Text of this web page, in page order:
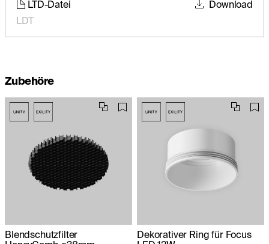
LTD-Datei
LDT
Download
Zubehöre
Blendschutzfilter
Dekorativer Ring für Focus